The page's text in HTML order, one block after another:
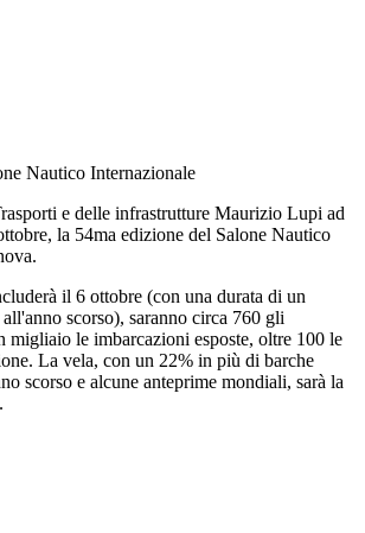
Nautico Internazionale
e delle infrastrutture Maurizio Lupi ad
la 54ma edizione del Salone Nautico
il 6 ottobre (con una durata di un
scorso), saranno circa 760 gli
migliaio le imbarcazioni esposte, oltre 100 le
La vela, con un 22% in più di barche
scorso e alcune anteprime mondiali, sarà la